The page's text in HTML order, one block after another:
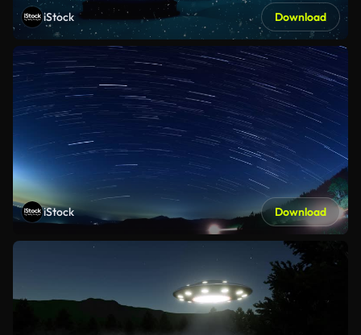
iStock Download
iStock Download